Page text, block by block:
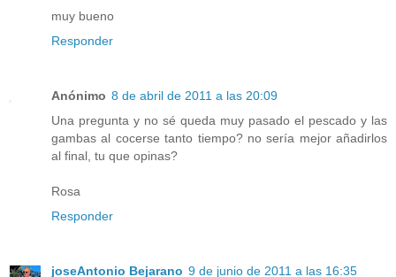
muy bueno
Responder
Anónimo 8 de abril de 2011 a las 20:09
Una pregunta y no sé queda muy pasado el pescado y las
gambas al cocerse tanto tiempo? no sería mejor añadirlos
al final, tu que opinas?
Rosa
Responder
joseAntonio Bejarano 9 de junio de 2011 a las 16:35